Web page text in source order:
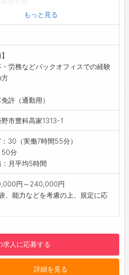
企業として環境、健康融和と多岐
標を掲げ活動しています
】
数：16.4年
外労働時間：11時間
暇取得日数：8.5日
得実績あり：男性社員取得実績あ
理的地位にある者に占める女性の
休制度あり！
時間分、2時間分と時間単位でも取
◎
制度あり！
じて、給与前払いが可能です◎
単受取！日払い即日払い対応！
いつでもご相談ください！
からお電話で可能です◎
ご応募を心よりお待ちしております
運営
サポート など
れ】
全体の流れや雰囲気を把握してい
からスタート！
培ってきたスキルや経験を活かし
社員のサポートのもと総務業務全
ポイント◎】
以上の歴史を持つ安定企業で、長
境です
たい」「落ち着いた環境で成長し
方にぴったりです
務に関わりながら日々「会社を支え
を感じていただけます
務を通じて会社全体への理解を深
もっと見る
労務などバックオフィスでの経験
方
許（通勤用）
市豊科高家1313-1
30（実働7時間55分）
50分
月平均5時間
円～240,000円
、能力などを考慮の上、規定に応
求人に応募する
詳細を見る